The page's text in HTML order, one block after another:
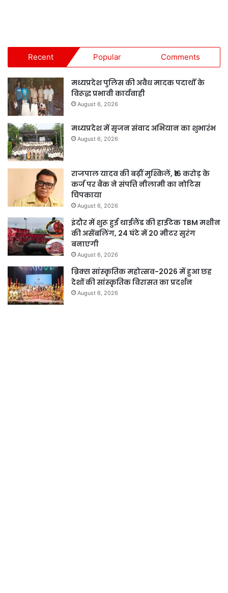
Recent Popular Comments
मध्यप्रदेश पुलिस की अवैध मादक पदार्थों के
विरूद्ध प्रभावी कार्यवाही
August 6, 2026
मध्यप्रदेश में सृजन संवाद अभियान का शुभारंभ
August 6, 2026
राजपाल यादव की बढ़ीं मुश्किलें, ₹16 करोड़ के
कर्ज पर बैंक ने संपत्ति नीलामी का नोटिस
चिपकाया
August 6, 2026
इंदौर में शुरू हुई थाईलैंड की हाईटेक TBM मशीन
की असेंबलिंग, 24 घंटे में 20 मीटर सुरंग
बनाएगी
August 6, 2026
ब्रिक्स सांस्कृतिक महोत्सव-2026 में हुआ छह
देशों की सांस्कृतिक विरासत का प्रदर्शन
August 6, 2026